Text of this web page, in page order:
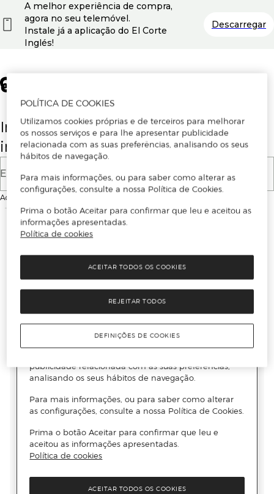
Insira o seu email para se registar ou
iniciar sessão.
E-mail
Ao continuar, aceitas as
A melhor experiência de compra,
agora no seu telemóvel.
Instale já a aplicação do El Corte
Inglés!
Descarregar
POLÍTICA DE COOKIES
Utilizamos cookies próprias e de terceiros para melhorar
os nossos serviços e para lhe apresentar publicidade
relacionada com as suas preferências, analisando os seus
hábitos de navegação.
Para mais informações, ou para saber como alterar as
configurações, consulte a nossa Política de Cookies.
Prima o botão Aceitar para confirmar que leu e aceitou as
informações apresentadas.
Política de cookies
REJEITAR TODOS
ACEITAR TODOS OS COOKIES
DEFINIÇÕES DE COOKIES